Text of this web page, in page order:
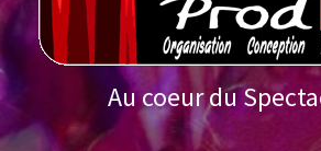
Au coeur du